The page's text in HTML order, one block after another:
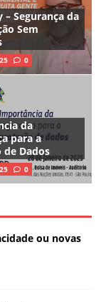
– Segurança da
Sem
0
da
para a
de Dados
0
ou novas